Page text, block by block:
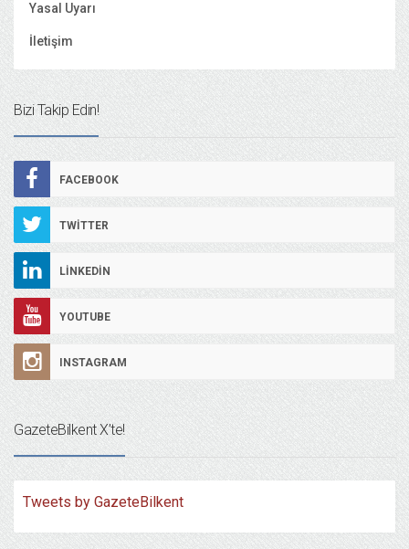
Yasal Uyarı
İletişim
Bizi Takip Edin!
FACEBOOK
TWITTER
LINKEDIN
YOUTUBE
INSTAGRAM
GazeteBilkent X’te!
Tweets by GazeteBilkent